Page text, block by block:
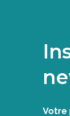
Votre